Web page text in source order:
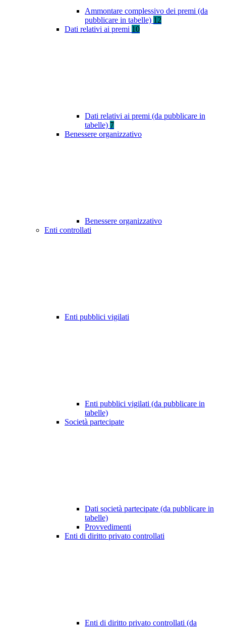
Ammontare complessivo dei premi (da
pubblicare in tabelle) 12
Dati relativi ai premi 10
Dati relativi ai premi (da pubblicare in
tabelle) 7
Benessere organizzativo
Benessere organizzativo
Enti controllati
Enti pubblici vigilati
Enti pubblici vigilati (da pubblicare in
tabelle)
Società partecipate
Dati società partecipate (da pubblicare in
tabelle)
Provvedimenti
Enti di diritto privato controllati
Enti di diritto privato controllati (da